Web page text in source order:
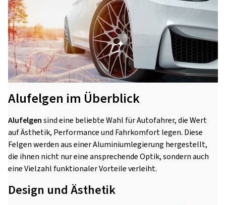
Alufelgen im Überblick
Alufelgensind eine beliebte Wahl für Autofahrer, die Wert
auf Ästhetik, Performance und Fahrkomfort legen. Diese
Felgen werden aus einer Aluminiumlegierung hergestellt,
die ihnen nicht nur eine ansprechende Optik, sondern auch
eine Vielzahl funktionaler Vorteile verleiht.
Design und Ästhetik